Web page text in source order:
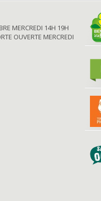
MERCREDI 14H 19H
OUVERTE MERCREDI